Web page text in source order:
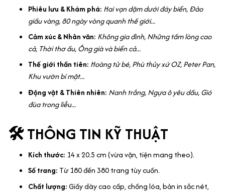
Phiêu lưu & Khám phá: Hai vạn dặm dưới đáy biển, Đảo
giấu vàng, 80 ngày vòng quanh thế giới...
Cảm xúc & Nhân văn: Không gia đình, Những tấm lòng cao
cả, Thời thơ ấu, Ông già và biển cả...
Thế giới thần tiên: Hoàng tử bé, Phù thủy xứ OZ, Peter Pan,
Khu vườn bí mật...
Động vật & Thiên nhiên: Nanh trắng, Ngựa ô yêu dấu, Gió
đùa trong liễu...
🛠️ THÔNG TIN KỸ THUẬT
Kích thước: 14 x 20.5 cm (vừa vặn, tiện mang theo).
Số trang: Từ 180 đến 380 trang tùy cuốn.
Chất lượng:Giấy dày cao cấp, chống lóa, bản in sắc nét,